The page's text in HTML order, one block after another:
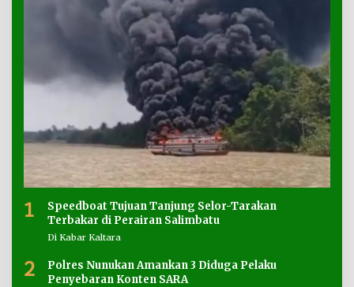
1
Speedboat Tujuan Tanjung Selor-Tarakan
Terbakar di Perairan Salimbatu
Di Kabar Kaltara
2
Polres Nunukan Amankan 3 Diduga Pelaku
Penyebaran Konten SARA